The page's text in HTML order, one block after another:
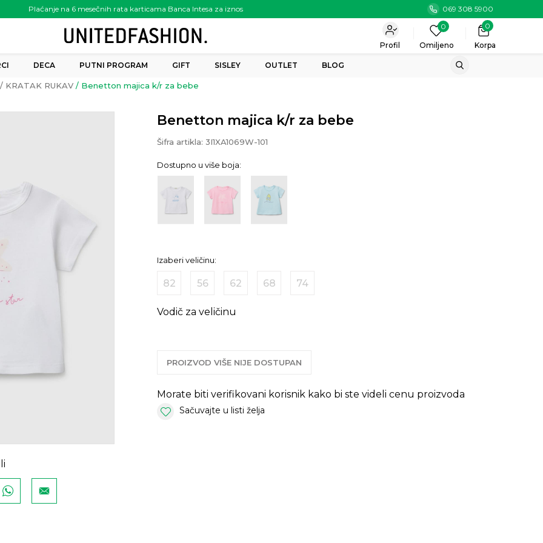
Plaćanje na 6 mesečnih rata karticama Banca Intesa za iznos
preko 6.000.00 rsd
069 308 5900
Korpa
0
0
Omiljeno
Profil
DECA PUTNI PROGRAM GIFT SISLEY OUTLET BLOG
KRATAK RUKAV Benetton majica k/r za bebe
Benetton majica k/r za bebe
Šifra artikla: 3I1XA1069W-101
Dostupno u više boja:
Izaberi veličinu:
82 56 62 68 74
Vodič za veličinu
PROIZVOD VIŠE NIJE DOSTUPAN
Morate biti verifikovani korisnik kako bi ste videli cenu proizvoda
Sačuvajte u listi želja